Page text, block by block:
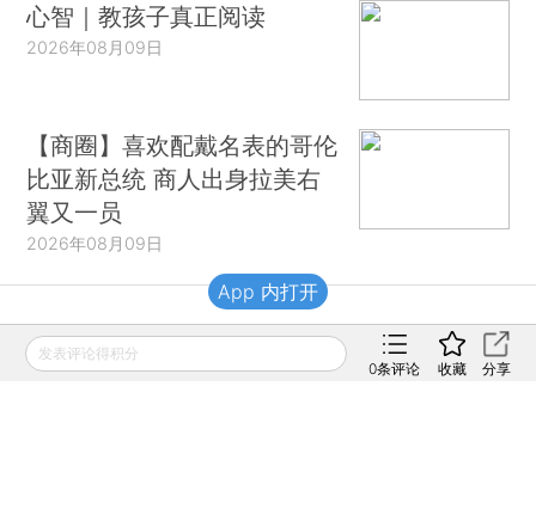
心智｜教孩子真正阅读
2026年08月09日
【商圈】喜欢配戴名表的哥伦
比亚新总统 商人出身拉美右
翼又一员
2026年08月09日
财新移动
发表评论得积分
0条评论 收藏 分享
App 内打开